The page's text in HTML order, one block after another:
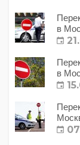
в
в